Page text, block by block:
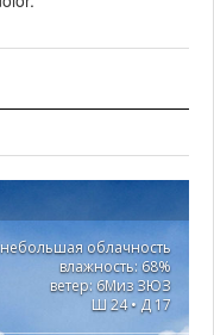
небольшая облачность
влажность: 68%
ветер: 6Миз ЗЮЗ
Ш 24 • Д 17